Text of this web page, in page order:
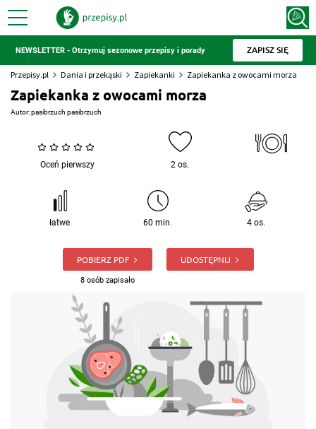
NEWSLETTER - Otrzymuj sezonowe przepisy i porady ZAPISZ SIĘ
Przepisy.pl Dania i przekąski Zapiekanki Zapiekanka z owocami morza
Zapiekanka z owocami morza
Autor:pasibrzuch pasibrzuch
Oceń pierwszy 2 os.
łatwe 60 min. 4 os.
POBIERZ PDF
8 osób zapisało
UDOSTĘPNIJ